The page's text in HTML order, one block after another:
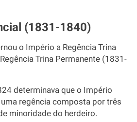
(1831-1840)
o Império a Regência Trina
Trina Permanente (1831-
determinava que o Império
regência composta por três
minoridade do herdeiro.